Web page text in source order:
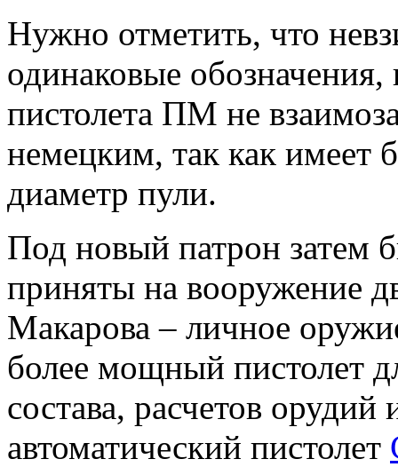
Нужно отметить, что
одинаковые обозначения,
пистолета ПМ не
немецким, так как имеет
диаметр пули.
Под новый патрон затем
приняты на вооружение
Макарова – личное
более мощный пистолет
состава, расчетов
автоматический пистолет